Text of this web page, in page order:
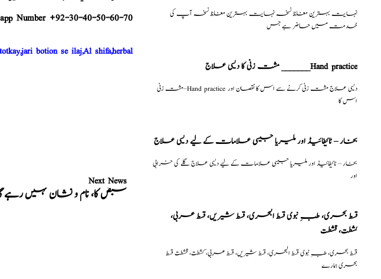
Number +92-30-40-50-60-70
botion se ilaj,Al shifa,herbal
Next News
قبض کا، نام و نشان نہیں رہے
نہایت بہترین مغلظ نسخہ نہایت بہترین مغلظ نسخہ آپ کی
خدمت میں حاضر ہے جس
مشت زنی کا دیسی علاج _______Hand practice
مشت زنی–Hand practice دیسی علاج مشت زنی کرنے سے اس کا نقصان اور
اس کا
بخار – ٹائیفائیڈ اور ملیریا جیسی علامات کے لیے دیسی علاج
بخار – ٹائیفائیڈ اور ملیریا جیسی علامات کے لیے دیسی علاج گلے کی خرابی
اور
قسط بحری، طبِ نبوی قسط البحری، قسط شیریں، قسط عربی،
كشطت، قشطت
بحری ہمارے